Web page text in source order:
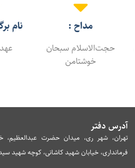
مداح :
حجت‌الاسلام سبحان
خوشتامن
نام
آدرس دفتر
تهران، شهر ری، میدان حضرت عبدالعظیم،
فرمانداری، خیابان شهید کاشانی، کوچه شهید سید